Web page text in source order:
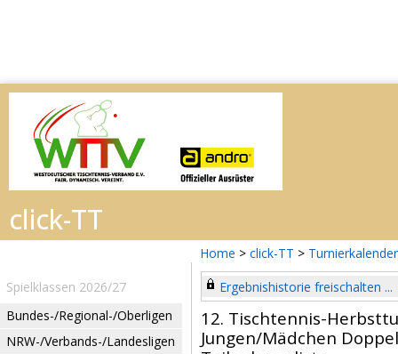
Home > click-TT > Turnierkalender
Spielklassen 2026/27
Bundes-/Regional-/Oberligen
NRW-/Verbands-/Landesligen
Ergebnishistorie freischalten ...
12. Tischtennis-
Jungen/Mädchen Doppel